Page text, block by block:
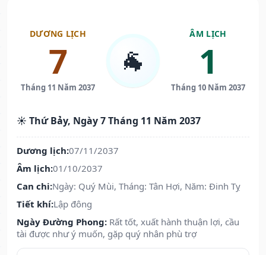
DƯƠNG LỊCH
7
Tháng 11 Năm 2037
🐐
ÂM LỊCH
1
Tháng 10 Năm 2037
☀️ Thứ Bảy, Ngày 7 Tháng 11 Năm 2037
Dương lịch:07/11/2037
Âm lịch:01/10/2037
Can chi:Ngày: Quý Mùi, Tháng: Tân Hợi, Năm: Đinh Tỵ
Tiết khí:Lập đông
Ngày Đường Phong: Rất tốt, xuất hành thuận lợi, cầu
tài được như ý muốn, gặp quý nhân phù trợ